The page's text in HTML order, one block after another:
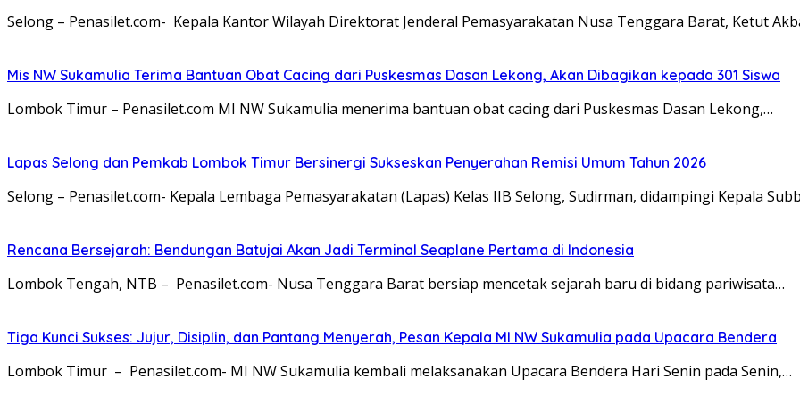
Selong – Penasilet.com- Kepala Kantor Wilayah Direktorat Jenderal Pemasyarakatan Nusa Tenggara Barat, Ketut
Mis NW Sukamulia Terima Bantuan Obat Cacing dari Puskesmas Dasan Lekong, Akan Dibagikan kepada 301 Siswa
Lombok Timur – Penasilet.com MI NW Sukamulia menerima bantuan obat cacing dari Puskesmas Dasan Lekong,…
Lapas Selong dan Pemkab Lombok Timur Bersinergi Sukseskan Penyerahan Remisi Umum Tahun 2026
Selong – Penasilet.com- Kepala Lembaga Pemasyarakatan (Lapas) Kelas IIB Selong, Sudirman, didampingi Kepala
Rencana Bersejarah: Bendungan Batujai Akan Jadi Terminal Seaplane Pertama di Indonesia
Lombok Tengah, NTB – Penasilet.com- Nusa Tenggara Barat bersiap mencetak sejarah baru di bidang pariwisata…
Tiga Kunci Sukses: Jujur, Disiplin, dan Pantang Menyerah, Pesan Kepala MI NW Sukamulia pada Upacara Bendera
Lombok Timur – Penasilet.com- MI NW Sukamulia kembali melaksanakan Upacara Bendera Hari Senin pada Senin,…